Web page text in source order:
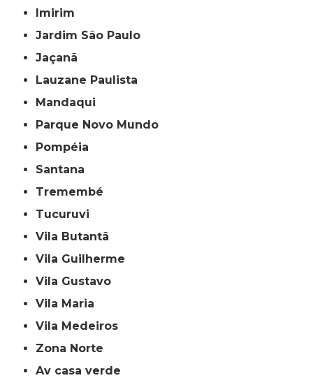
Imirim
Jardim São Paulo
Jaçanã
Lauzane Paulista
Mandaqui
Parque Novo Mundo
Pompéia
Santana
Tremembé
Tucuruvi
Vila Butantã
Vila Guilherme
Vila Gustavo
Vila Maria
Vila Medeiros
Zona Norte
av casa verde